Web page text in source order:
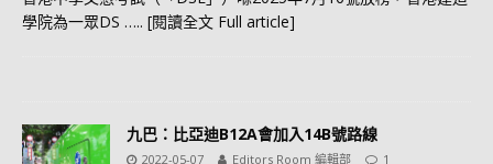
學院為一眾DS ….. [閱讀全文 Full article]
九巴：比亞迪B12A會加入14B號路線
2022-05-07 Editors Room 編輯部 1